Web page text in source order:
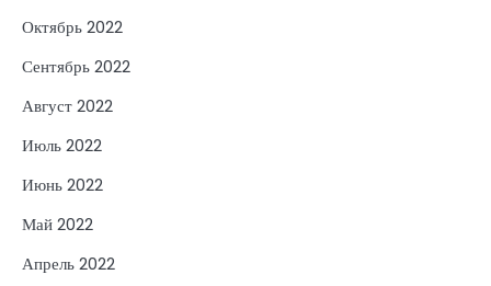
Октябрь 2022
Сентябрь 2022
Август 2022
Июль 2022
Июнь 2022
Май 2022
Апрель 2022